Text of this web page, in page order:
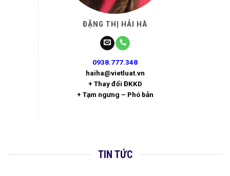
ĐẶNG THỊ HẢI HÀ
0938.777.348
haiha@vietluat.vn
+ Thay đổi ĐKKD
+ Tạm ngưng – Phó bản
TIN TỨC